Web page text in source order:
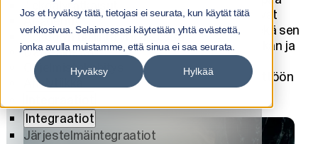
Jos et hyväksy tätä, tietojasi ei seurata, kun käytät tätä
verkkosivua. Selaimessasi käytetään yhtä evästettä,
jonka avulla muistamme, että sinua ei saa seurata.
Hyväksy Hylkää
Tekoälyratkaisut
AI-agentit
Tekoälyn hallinta yrityksessä
Data-alustat
Ohjelmistokehitys
Analytiikka
Integraatiot
Järjestelmäintegraatiot
tuottavuutta.Norrinin asiakastarinat kattavat
kokonaisvaltaiset yritystekoälyratkaisut sekä sen
rakennuspalikat kuten data-alustat, analytiikan ja
integraatiot, toteutettuna vaativiin
käyttöympäristöihin ja vietynä tuotantokäyttöön
asti.